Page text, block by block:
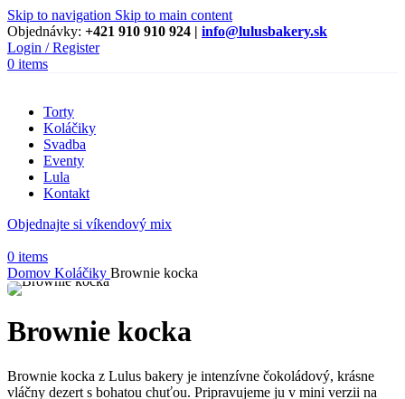
Skip to navigation Skip to main content
Objednávky: +421 910 910 924 | info@lulusbakery.sk
Login / Register
0 items
Torty
Koláčiky
Svadba
Eventy
Lula
Kontakt
Objednajte si víkendový mix
0 items
Domov Koláčiky Brownie kocka
Brownie kocka
Brownie kocka z Lulus bakery je intenzívne čokoládový, krásne
vláčny dezert s bohatou chuťou. Pripravujeme ju v mini verzii na